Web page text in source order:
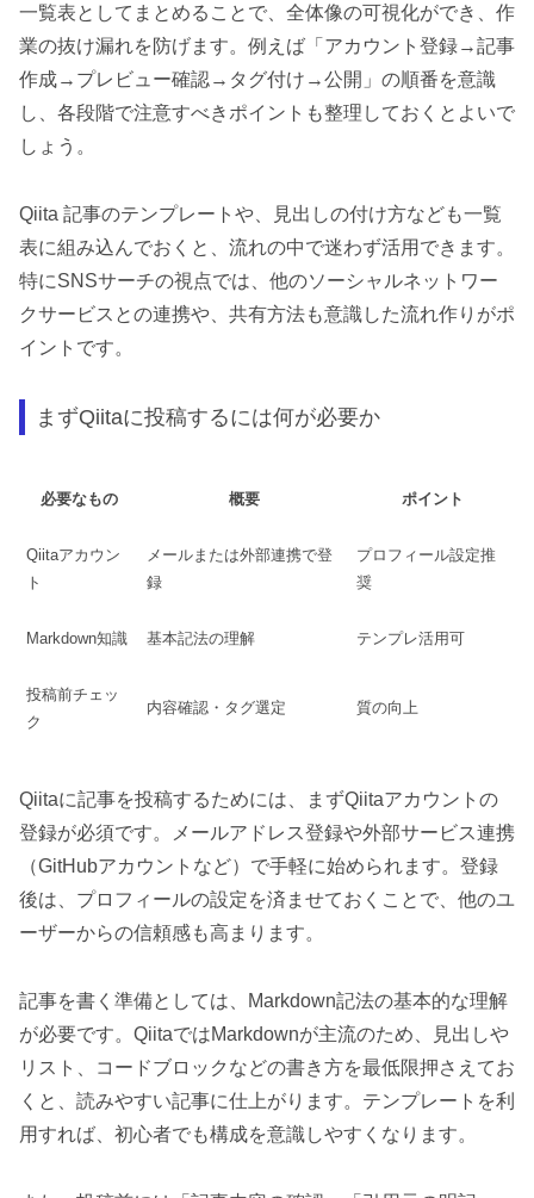
一覧表としてまとめることで、全体像の可視化ができ、作
業の抜け漏れを防げます。例えば「アカウント登録→記事
作成→プレビュー確認→タグ付け→公開」の順番を意識
し、各段階で注意すべきポイントも整理しておくとよいで
しょう。
Qiita 記事のテンプレートや、見出しの付け方なども一覧
表に組み込んでおくと、流れの中で迷わず活用できます。
特にSNSサーチの視点では、他のソーシャルネットワー
クサービスとの連携や、共有方法も意識した流れ作りがポ
イントです。
まずQiitaに投稿するには何が必要か
必要なもの 概要 ポイント
Qiitaアカウン
ト
メールまたは外部連携で登
録
プロフィール設定推
奨
Markdown知識 基本記法の理解 テンプレ活用可
投稿前チェッ
ク
内容確認・タグ選定 質の向上
Qiitaに記事を投稿するためには、まずQiitaアカウントの
登録が必須です。メールアドレス登録や外部サービス連携
（GitHubアカウントなど）で手軽に始められます。登録
後は、プロフィールの設定を済ませておくことで、他のユ
ーザーからの信頼感も高まります。
記事を書く準備としては、Markdown記法の基本的な理解
が必要です。QiitaではMarkdownが主流のため、見出しや
リスト、コードブロックなどの書き方を最低限押さえてお
くと、読みやすい記事に仕上がります。テンプレートを利
用すれば、初心者でも構成を意識しやすくなります。